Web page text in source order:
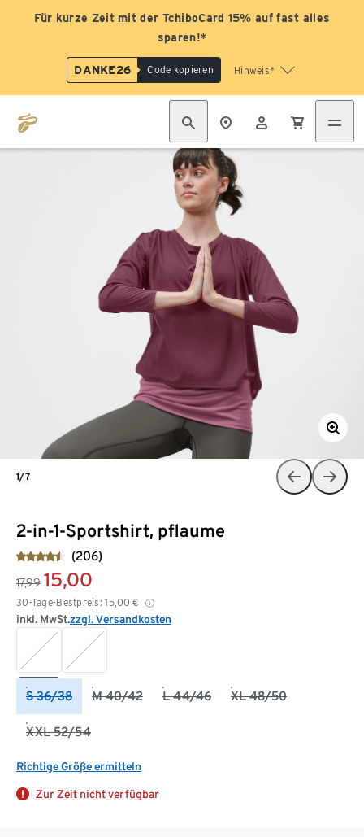
Für kurze Zeit mit der TchiboCard 15% auf fast alles
sparen!*
DANKE26 Code kopieren Hinweis*
2-in-1-Sportshirt, pflaume
(206)
17,99 15,00
30-Tage-Bestpreis: 15,00 €
inkl. MwSt.zzgl. Versandkosten
S 36/38 M 40/42 L 44/46 XL 48/50
XXL 52/54
Richtige Größe ermitteln
Zur Zeit nicht verfügbar
1/7